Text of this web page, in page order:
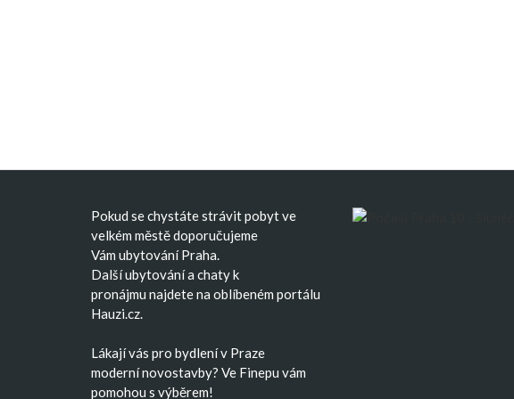
Pokud se chystáte strávit pobyt ve
velkém městě doporučujeme
Vám ubytování Praha.
Dalšíubytovánía chaty k
pronájmu najdete na oblíbeném portálu
Hauzi.cz.
Lákají vás pro bydlení v Praze
modernínovostavby? Ve Finepu vám
pomohou s výběrem!